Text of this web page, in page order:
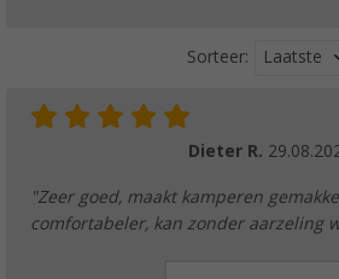
Sorteer: Laatste
Dieter R.
"Zeer goed, maakt kamperen
comfortabeler, kan zonder aarzeling